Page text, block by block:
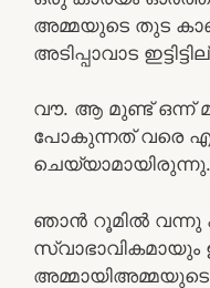
അമ്മയുടെ തുട
അടിപ്പാവാട
വൗ. ആ മുണ്ട്
പോകുന്നത് വരെ
ചെയ്യാമായിരുന്നു.
ഞാൻ റൂമിൽ വന്നു
സ്വാഭാവികമായും